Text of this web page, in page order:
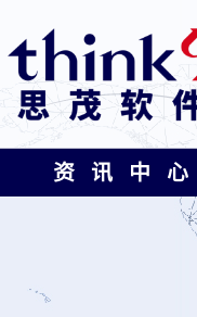
资 讯 中 心